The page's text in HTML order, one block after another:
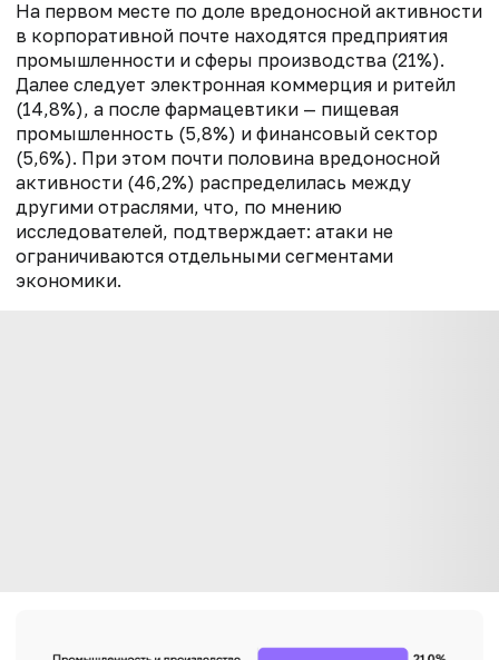
На первом месте по доле вредоносной активности
в корпоративной почте находятся предприятия
промышленности и сферы производства (21%).
Далее следует электронная коммерция и ритейл
(14,8%), а после фармацевтики — пищевая
промышленность (5,8%) и финансовый сектор
(5,6%). При этом почти половина вредоносной
активности (46,2%) распределилась между
другими отраслями, что, по мнению
исследователей, подтверждает: атаки не
ограничиваются отдельными сегментами
экономики.